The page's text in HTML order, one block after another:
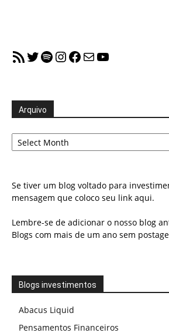
RSS FeedTwitter
Spotify
Instagram
Facebook
MailYouTube
Arquivo
Arquivo
Se tiver um blog voltado para
mensagem que coloco seu link aqui.
Lembre-se de adicionar o nosso blog
Blogs com mais de um ano sem
Blogs investimentos
Abacus Liquid
Pensamentos Financeiros